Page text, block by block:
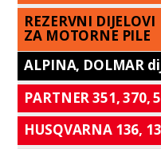
REZERVNI DIJELOVI
ZA MOTORNE PILE
ALPINA, DOLMAR
PARTNER 351, 370,
HUSQVARNA 136,